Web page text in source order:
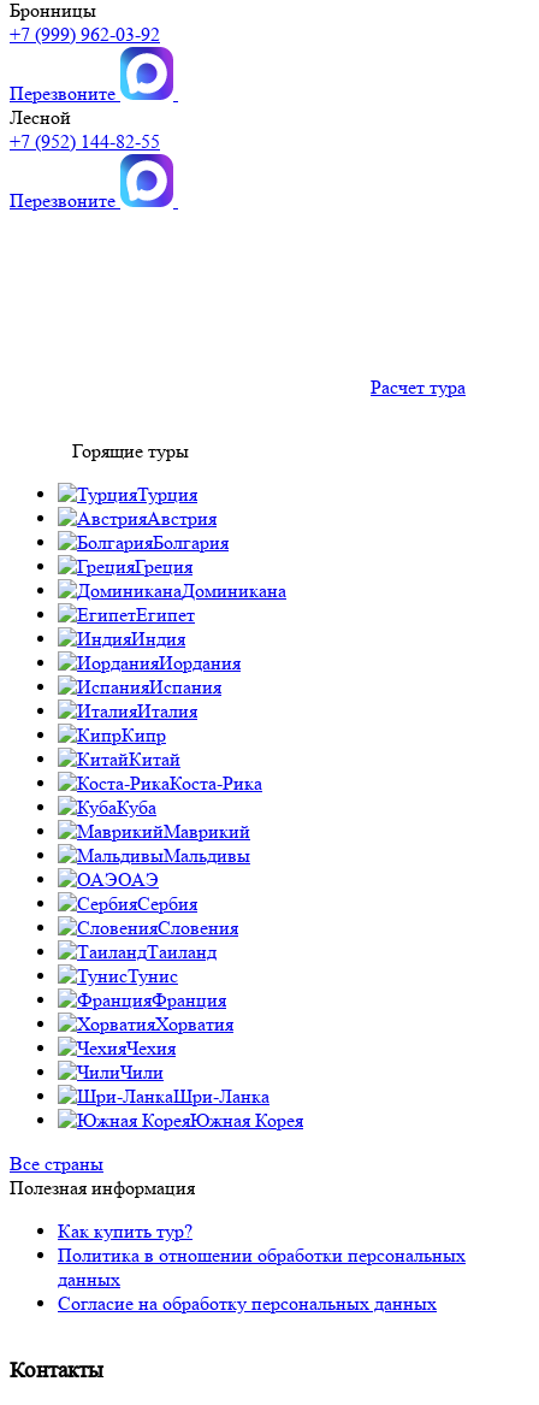
Бронницы
+7 (999) 962-03-92
Перезвоните
Лесной
+7 (952) 144-82-55
Перезвоните
Расчет тура
Горящие туры
Турция
Австрия
Болгария
Греция
Доминикана
Египет
Индия
Иордания
Испания
Италия
Кипр
Китай
Коста-Рика
Куба
Маврикий
Мальдивы
ОАЭ
Сербия
Словения
Таиланд
Тунис
Франция
Хорватия
Чехия
Чили
Шри-Ланка
Южная Корея
Все страны
Полезная информация
Как купить тур?
Политика в отношении обработки персональных
данных
Согласие на обработку персональных данных
Контакты